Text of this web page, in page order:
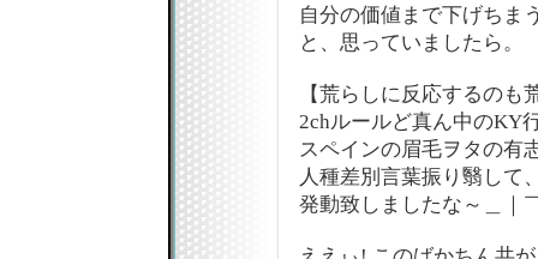
自分の価値まで下げちま
と、思っていましたら。
【荒らしに反応するのも
2chルールど真ん中のKY
スペインの眉毛ヲタの有
人種差別言葉振り翳して
発動致しましたな～＿｜